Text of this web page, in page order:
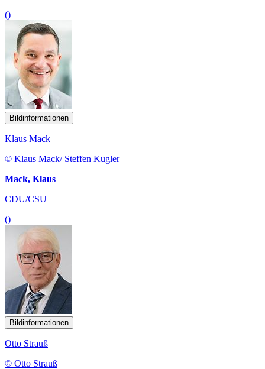
()
Bildinformationen
Klaus Mack
© Klaus Mack/ Steffen Kugler
Mack, Klaus
CDU/CSU
()
Bildinformationen
Otto Strauß
© Otto Strauß